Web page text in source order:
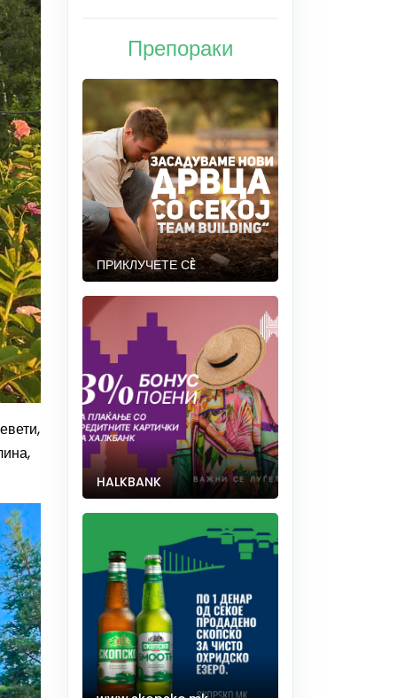
Препораки
ПРИКЛУЧЕТЕ СÈ
HALKBANK